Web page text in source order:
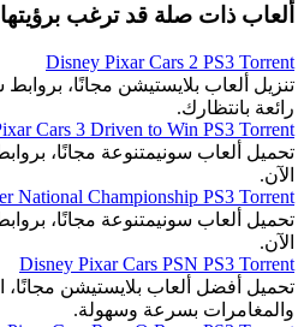
ألعاب ذات صلة قد ترغب
Disney Pixar Cars 2 PS3 Torrent
تنزيل ألعاب بلايستيشن مجانًا،
رائعة بانتظارك.
Cars 3 Driven to Win PS3 Torrent
تحميل ألعاب سونيمتنوعة مجانًا،
الآن.
National Championship PS3 Torrent
تحميل ألعاب سونيمتنوعة مجانًا،
الآن.
Disney Pixar Cars PSN PS3 Torrent
تحميل أفضل ألعاب بلايستيشن مجانًا،
والمغامرات بسرعة وسهولة.